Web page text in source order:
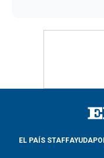
EL PAÍS STAFFAYUDA